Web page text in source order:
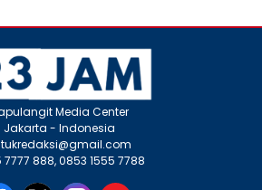
Media Center
Jakarta - Indonesia
888, 0853 1555 7788